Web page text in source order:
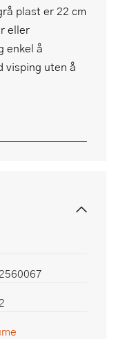
plast er 22 cm
eller
enkel å
visping uten å